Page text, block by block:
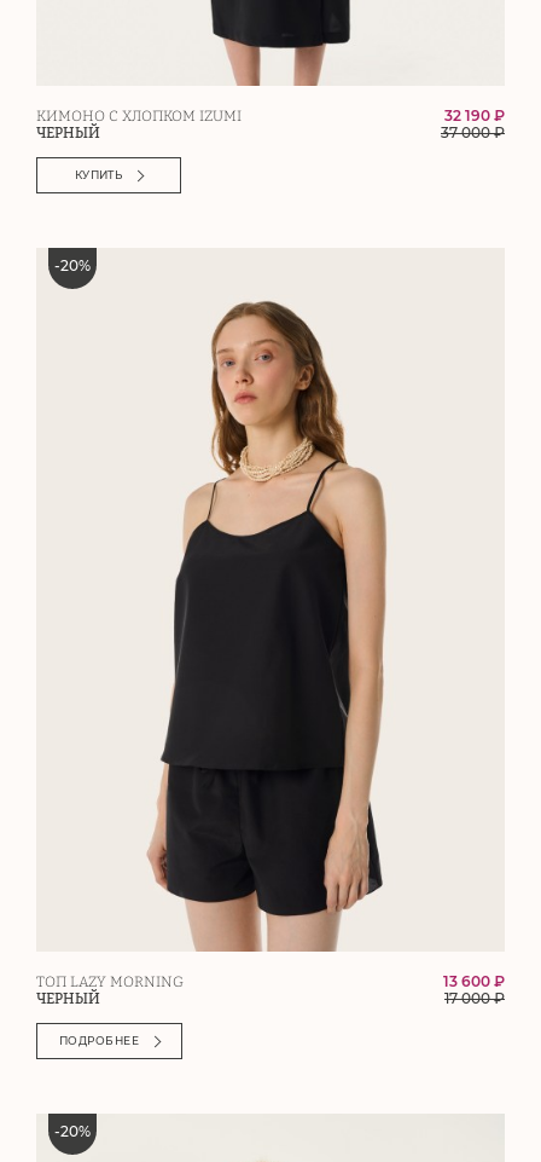
КИМОНО С ХЛОПКОМ IZUMI
ЧЕРНЫЙ
32 190 ₽
37 000₽
КУПИТЬ
-20%
ТОП LAZY MORNING
ЧЕРНЫЙ
13 600 ₽
17 000₽
ПОДРОБНЕЕ
-20%